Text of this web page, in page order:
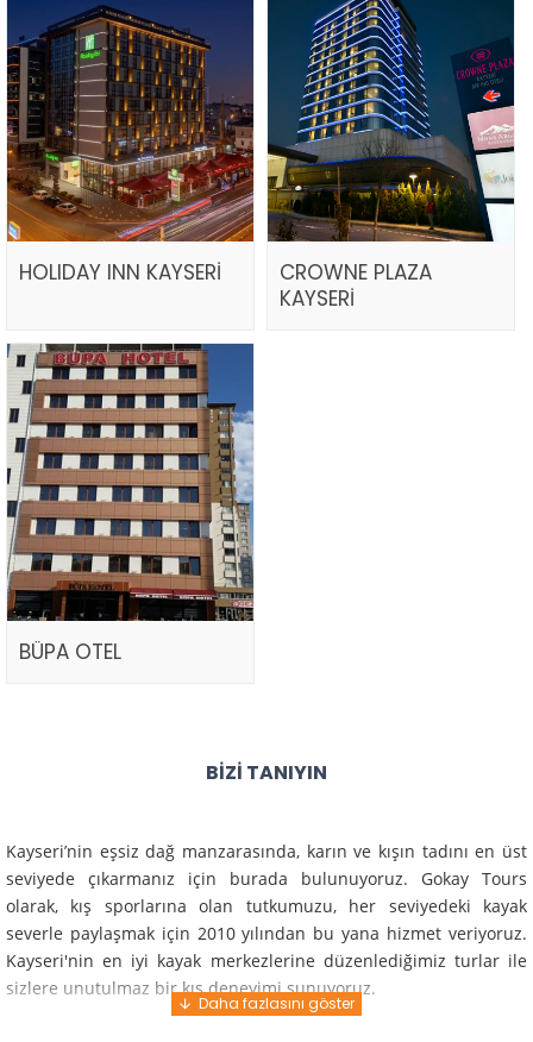
HOLIDAY INN KAYSERİ
CROWNE PLAZA
KAYSERİ
BÜPA OTEL
BIZI TANIYIN
Kayseri’nin eşsiz dağ manzarasında, karın ve kışın tadını en üst
seviyede çıkarmanız için burada bulunuyoruz. Gokay Tours
olarak, kış sporlarına olan tutkumuzu, her seviyedeki kayak
severle paylaşmak için 2010 yılından bu yana hizmet veriyoruz.
Kayseri'nin en iyi kayak merkezlerine düzenlediğimiz turlar ile
sizlere unutulmaz bir kış deneyimi sunuyoruz.